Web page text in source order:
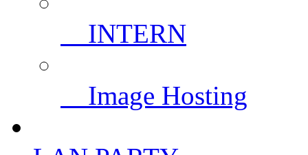
INTERN
Image Hosting